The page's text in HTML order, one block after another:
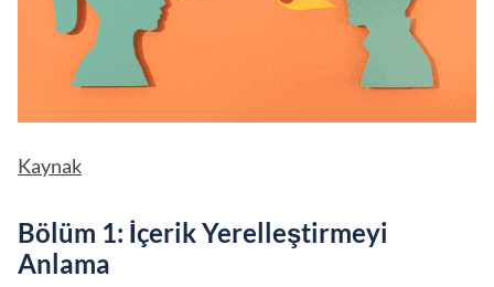
Kaynak
Bölüm 1: İçerik Yerelleştirmeyi
Anlama